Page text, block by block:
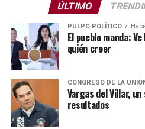
ÚLTIMO
PULPO POLÍTICO
El pueblo manda:
quién creer
CONGRESO DE LA
Vargas del Villar,
resultados